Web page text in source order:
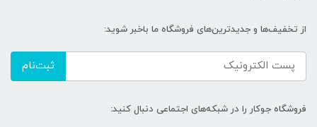
از تخفیف‌ها و جدیدترین‌های فروشگاه ما باخبر شوید:
ثبت‌نام
فروشگاه جوکار را در شبکه‌های اجتماعی دنبال کنید: